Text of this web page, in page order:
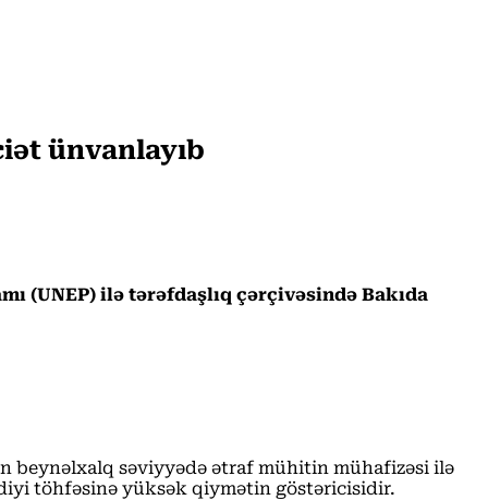
ünvanlayıb
(UNEP) ilə tərəfdaşlıq çərçivəsində Bakıda
beynəlxalq səviyyədə ətraf mühitin mühafizəsi ilə
töhfəsinə yüksək qiymətin göstəricisidir.